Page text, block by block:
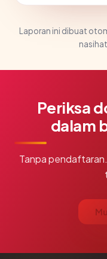
Laporan ini dibuat
Periksa
dalam
Tanpa